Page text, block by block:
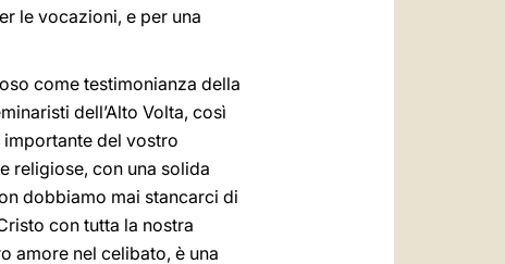
le vocazioni, e per una
come testimonianza della
dell’Alto Volta, così
importante del vostro
religiose, con una solida
dobbiamo mai stancarci di
con tutta la nostra
amore nel celibato, è una